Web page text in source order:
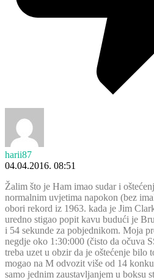
harii87
04.04.2016. 08:51
Žalim što je Ham imao sudar i
normalnim uvjetima napokon (bez
obori rekord iz 1963. kada je Jim
uredno stigao popit kavu budući je
i 54 sekunde za pobjednikom. Moja
negdje oko 1:30:000 (čisto da očuva
treba uzet u obzir da je oštećenje
mogao na M odvozit više od 14
samo jednim zaustavljanjem u boksu